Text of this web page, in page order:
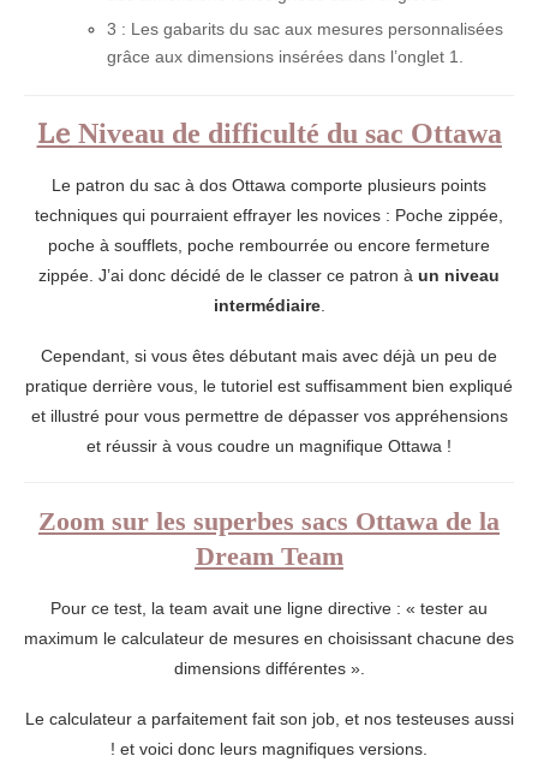
3 : Les gabarits du sac aux mesures personnalisées
grâce aux dimensions insérées dans l’onglet 1.
Le Niveau de difficulté du sac Ottawa
Le patron du sac à dos Ottawa comporte plusieurs points
techniques qui pourraient effrayer les novices : Poche zippée,
poche à soufflets, poche rembourrée ou encore fermeture
zippée. J’ai donc décidé de le classer ce patron à un niveau
intermédiaire.
Cependant, si vous êtes débutant mais avec déjà un peu de
pratique derrière vous, le tutoriel est suffisamment bien expliqué
et illustré pour vous permettre de dépasser vos appréhensions
et réussir à vous coudre un magnifique Ottawa !
Zoom sur les superbes sacs Ottawa de la
Dream Team
Pour ce test, la team avait une ligne directive : « tester au
maximum le calculateur de mesures en choisissant chacune des
dimensions différentes ».
Le calculateur a parfaitement fait son job, et nos testeuses aussi
! et voici donc leurs magnifiques versions.